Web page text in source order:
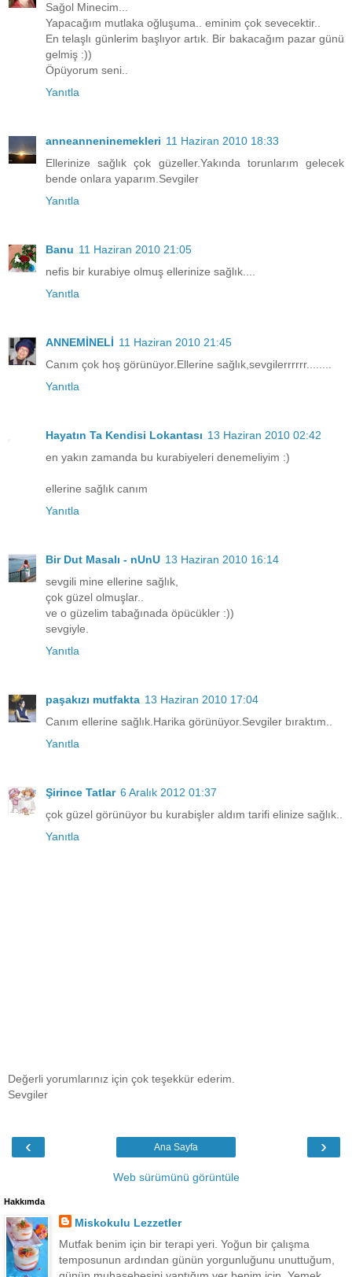
Sağol Minecim...
Yapacağım mutlaka oğluşuma.. eminim çok sevecektir..
En telaşlı günlerim başlıyor artık. Bir bakacağım pazar günü
gelmiş :))
Öpüyorum seni..
Yanıtla
anneanneninemekleri 11 Haziran 2010 18:33
Ellerinize sağlık çok güzeller.Yakında torunlarım gelecek
bende onlara yaparım.Sevgiler
Yanıtla
Banu 11 Haziran 2010 21:05
nefis bir kurabiye olmuş ellerinize sağlık....
Yanıtla
ANNEMİNELİ 11 Haziran 2010 21:45
Canım çok hoş görünüyor.Ellerine sağlık,sevgilerrrrrr........
Yanıtla
Hayatın Ta Kendisi Lokantası 13 Haziran 2010 02:42
en yakın zamanda bu kurabiyeleri denemeliyim :)
ellerine sağlık canım
Yanıtla
Bir Dut Masalı - nUnU 13 Haziran 2010 16:14
sevgili mine ellerine sağlık,
çok güzel olmuşlar..
ve o güzelim tabağınada öpücükler :))
sevgiyle.
Yanıtla
paşakızı mutfakta 13 Haziran 2010 17:04
Canım ellerine sağlık.Harika görünüyor.Sevgiler bıraktım..
Yanıtla
Şirince Tatlar 6 Aralık 2012 01:37
çok güzel görünüyor bu kurabişler aldım tarifi elinize sağlık..
Yanıtla
Değerli yorumlarınız için çok teşekkür ederim.
Sevgiler
‹ ›
Ana Sayfa
Web sürümünü görüntüle
Hakkımda
Miskokulu Lezzetler
Mutfak benim için bir terapi yeri. Yoğun bir çalışma
temposunun ardından günün yorgunluğunu unuttuğum,